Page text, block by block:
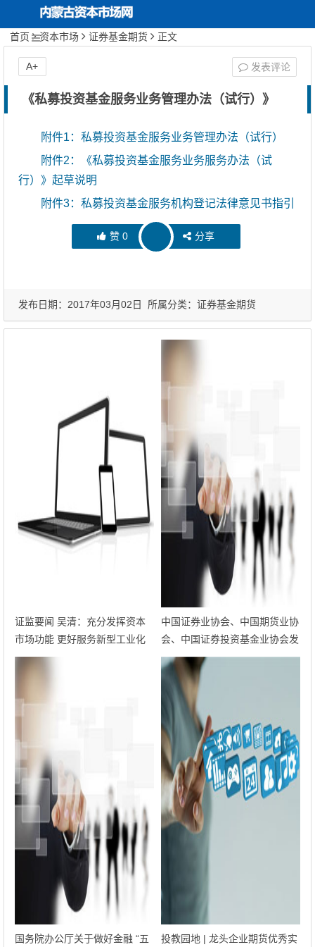
内蒙古资本市场网 关于协会
协会动态
投资者保护
行业文化建设
期货服务实体经济
首页 资本市场 证券基金期货 正文
《私募投资基金服务业务管理办法（试行）》
附件1：私募投资基金服务业务管理办法（试行）
附件2：《私募投资基金服务业务服务办法（试
行）》起草说明
附件3：私募投资基金服务机构登记法律意见书指引
赞 0 分享
发表评论
A+
发布日期：2017年03月02日 所属分类： 证券基金期货
证监要闻 吴清：充分发挥资本
市场功能 更好服务新型工业化
中国证券业协会、中国期货业协
会、中国证券投资基金业协会发
布《证券期货业移动应用软件备
案工作指引（试行）》
国务院办公厅关于做好金融 “五 投教园地 | 龙头企业期货优秀实